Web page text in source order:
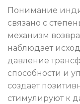
Понимание
связано с
механизм
наблюдает
давление
способности и
создает
стимулируют к